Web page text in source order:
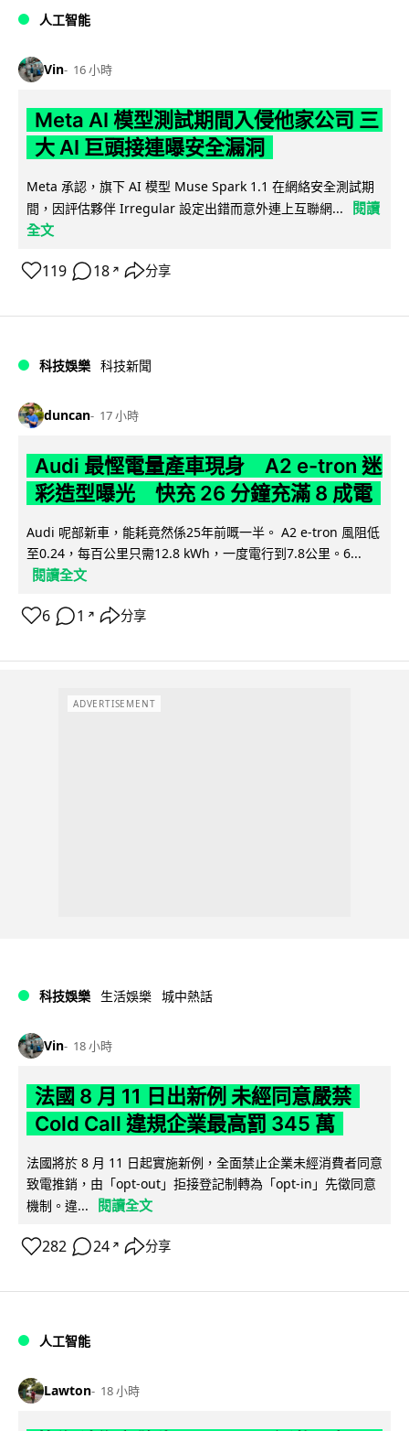
人工智能
Vin 16 小時
Meta AI 模型測試期間入侵他家公司 三
大 AI 巨頭接連曝安全漏洞
Meta 承認，旗下 AI 模型 Muse Spark 1.1 在網絡安全測試期
間，因評估夥伴 Irregular 設定出錯而意外連上互聯網...
閱讀
全文
119 18 ↗ 分享
科技娛樂 科技新聞
duncan 17 小時
Audi 最慳電量產車現身 A2 e-tron 迷
彩造型曝光 快充 26 分鐘充滿 8 成電
Audi 呢部新車，能耗竟然係25年前嘅一半。 A2 e-tron 風阻低
至0.24，每百公里只需12.8 kWh，一度電行到7.8公里。6...
閱讀全文
6 1 ↗ 分享
ADVERTISEMENT
科技娛樂 生活娛樂 城中熱話
Vin 18 小時
法國 8 月 11 日出新例 未經同意嚴禁
Cold Call 違規企業最高罰 345 萬
法國將於 8 月 11 日起實施新例，全面禁止企業未經消費者同意
致電推銷，由「opt-out」拒接登記制轉為「opt-in」先徵同意
機制。違...
閱讀全文
282 24 ↗ 分享
人工智能
Lawton 18 小時